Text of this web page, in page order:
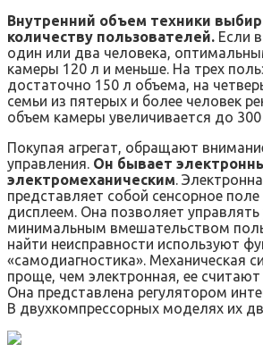
Внутренний объем техники
количеству пользователей. Если
один или два человека,
камеры 120 л и меньше. На трех
достаточно 150 л объема, на
семьи из пятерых и более человек
объем камеры увеличивается до 300
Покупая агрегат, обращают
управления. Он бывает
электромеханическим.
представляет собой сенсорное
дисплеем. Она позволяет
минимальным вмешательством
найти неисправности используют
«самодиагностика». Механическая
проще, чем электронная, ее
Она представлена регулятором
В двухкомпрессорных моделях их